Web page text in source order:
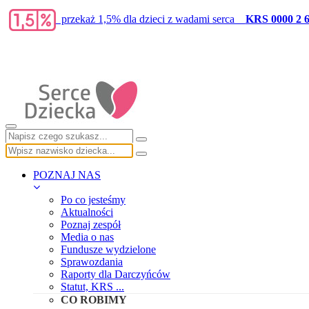
przekaż 1,5% dla dzieci z wadami serca KRS 0000 2
POZNAJ NAS
Po co jesteśmy
Aktualności
Poznaj zespół
Media o nas
Fundusze wydzielone
Sprawozdania
Raporty dla Darczyńców
Statut, KRS ...
CO ROBIMY